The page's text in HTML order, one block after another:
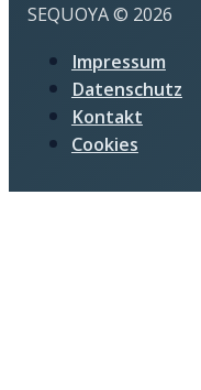
SEQUOYA © 2026
Impressum
Datenschutz
Kontakt
Cookies